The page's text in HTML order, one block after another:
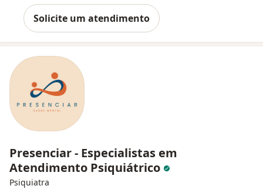
Solicite um atendimento
Presenciar - Especialistas em
Atendimento Psiquiátrico
Psiquiatra